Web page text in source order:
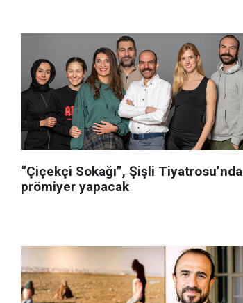
“Çiçekçi Sokağı”, Şişli Tiyatrosu’nda
prömiyer yapacak